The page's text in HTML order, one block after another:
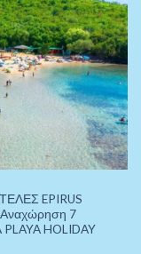
EPIRUS
Αναχώρηση 7
HOLIDAY